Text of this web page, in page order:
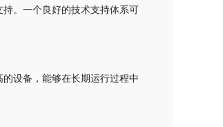
。一个良好的技术支持体系可
设备，能够在长期运行过程中